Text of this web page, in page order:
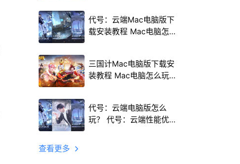
代号：云端Mac电脑版下
载安装教程 Mac电脑怎
三国计Mac电脑版下载安
装教程 Mac电脑怎么玩
代号：云端电脑版怎么
玩？ 代号：云端性能优
查看更多